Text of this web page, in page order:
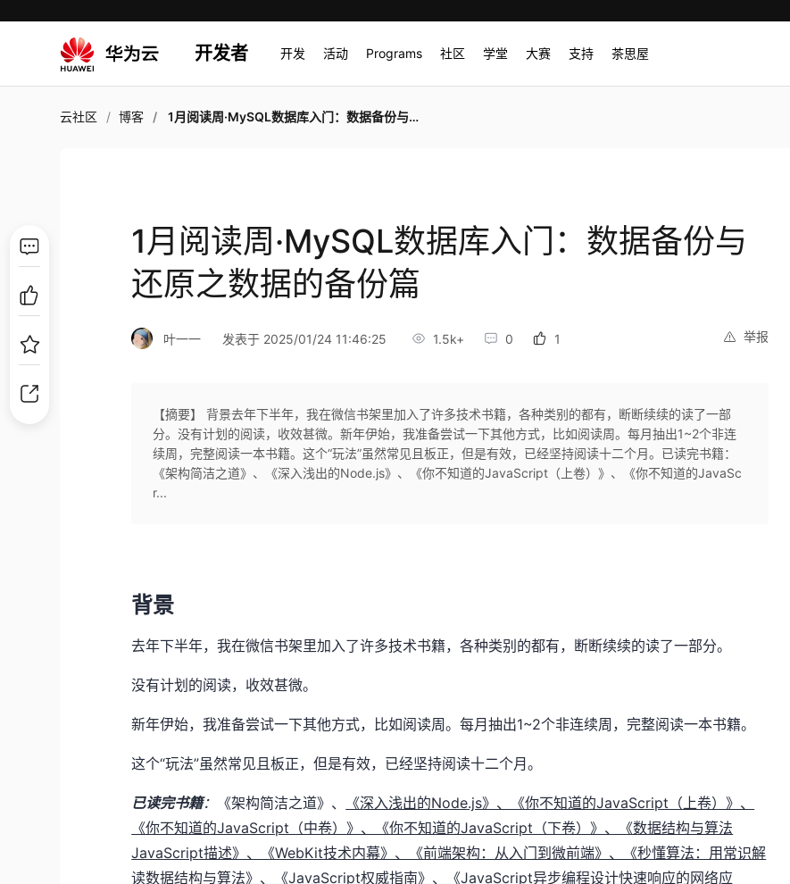
开发者 开发 活动 Programs 社区 学堂 大赛 支持 茶思屋
云社区 博客 1月阅读周·MySQL数据库入门：数据备份与还原之数据的备份篇
1月阅读周·MySQL数据库入门：数据备份与
还原之数据的备份篇
举报
叶一一 发表于 2025/01/24 11:46:25 1.5k+ 0 1
【摘要】 背景去年下半年，我在微信书架里加入了许多技术书籍，各种类别的都有，断断续续的读了一部
分。没有计划的阅读，收效甚微。新年伊始，我准备尝试一下其他方式，比如阅读周。每月抽出1~2个非连
续周，完整阅读一本书籍。这个“玩法”虽然常见且板正，但是有效，已经坚持阅读十二个月。已读完书籍：
《架构简洁之道》、《深入浅出的Node.js》、《你不知道的JavaScript（上卷）》、《你不知道的JavaSc
r...
背景
去年下半年，我在微信书架里加入了许多技术书籍，各种类别的都有，断断续续的读了一部分。
没有计划的阅读，收效甚微。
新年伊始，我准备尝试一下其他方式，比如阅读周。每月抽出1~2个非连续周，完整阅读一本书籍。
这个“玩法”虽然常见且板正，但是有效，已经坚持阅读十二个月。
已读完书籍： 《架构简洁之道》、
《深入浅出的Node.js》、《你不知道的JavaScript（上卷）》、
《你不知道的JavaScript（中卷）》、《你不知道的JavaScript（下卷）》、《数据结构与算法
JavaScript描述》、《WebKit技术内幕》、《前端架构：从入门到微前端》、《秒懂算法：用常识解
读数据结构与算法》、《JavaScript权威指南》、《JavaScript异步编程设计快速响应的网络应